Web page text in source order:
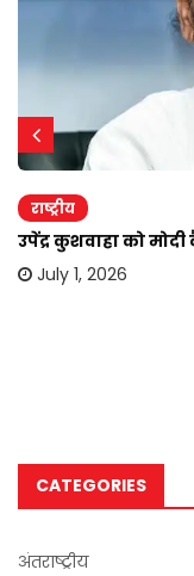
राष्ट्रीय
उपेंद्र कुशवाहा को
July 1, 2026
CATEGORIES
अंतराष्ट्रीय